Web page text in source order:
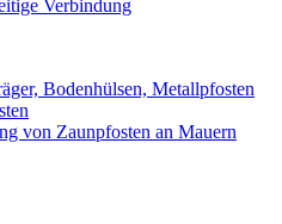
Verbindung
Bodenhülsen, Metallpfosten
von Zaunpfosten an Mauern